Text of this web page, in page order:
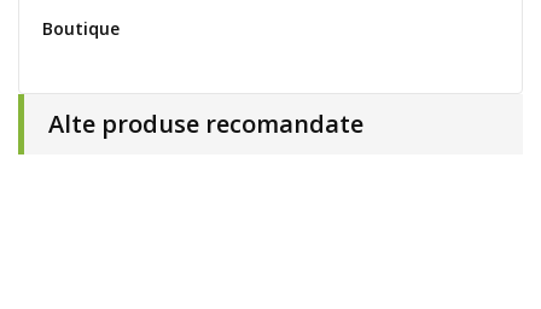
Boutique
Alte produse recomandate